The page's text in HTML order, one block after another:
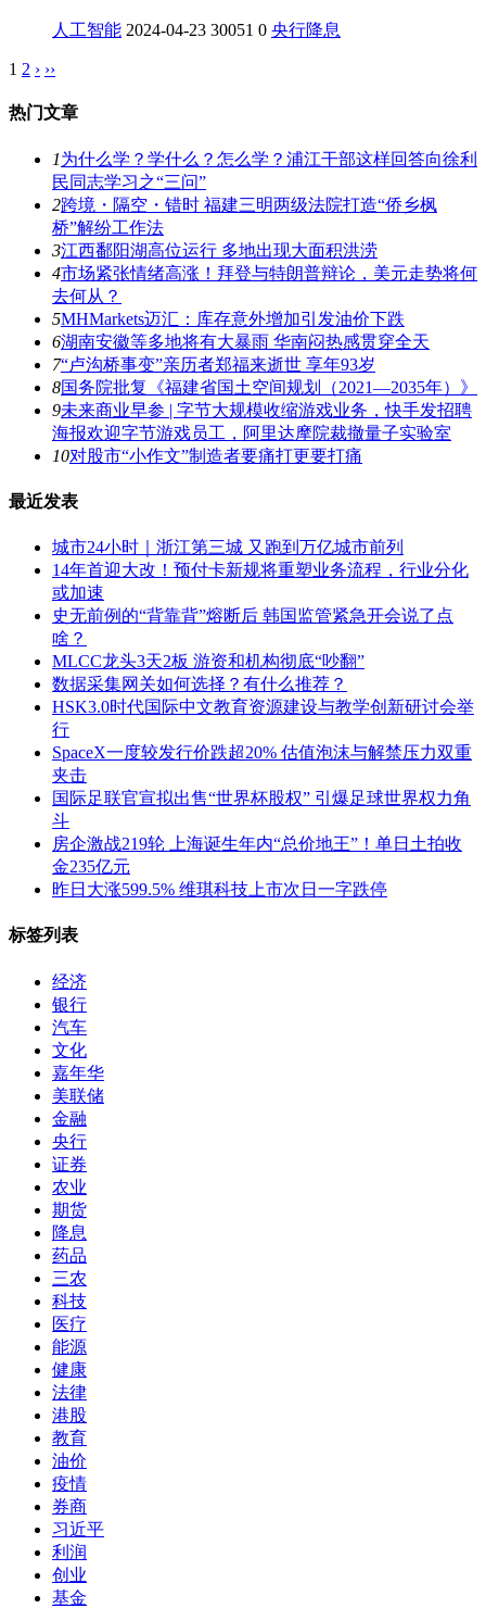
人工智能 2024-04-23 30051 0 央行降息
1 2 › ››
热门文章
1为什么学？学什么？怎么学？浦江干部这样回答向徐利
民同志学习之“三问”
2跨境・隔空・错时 福建三明两级法院打造“侨乡枫
桥”解纷工作法
3江西鄱阳湖高位运行 多地出现大面积洪涝
4市场紧张情绪高涨！拜登与特朗普辩论，美元走势将何
去何从？
5MHMarkets迈汇：库存意外增加引发油价下跌
6湖南安徽等多地将有大暴雨 华南闷热感贯穿全天
7“卢沟桥事变”亲历者郑福来逝世 享年93岁
8国务院批复《福建省国土空间规划（2021―2035年）》
9未来商业早参 | 字节大规模收缩游戏业务，快手发招聘
海报欢迎字节游戏员工，阿里达摩院裁撤量子实验室
10对股市“小作文”制造者要痛打更要打痛
最近发表
城市24小时｜浙江第三城 又跑到万亿城市前列
14年首迎大改！预付卡新规将重塑业务流程，行业分化
或加速
史无前例的“背靠背”熔断后 韩国监管紧急开会说了点
啥？
MLCC龙头3天2板 游资和机构彻底“吵翻”
数据采集网关如何选择？有什么推荐？
HSK3.0时代国际中文教育资源建设与教学创新研讨会举
行
SpaceX一度较发行价跌超20% 估值泡沫与解禁压力双重
夹击
国际足联官宣拟出售“世界杯股权” 引爆足球世界权力角
斗
房企激战219轮 上海诞生年内“总价地王”！单日土拍收
金235亿元
昨日大涨599.5% 维琪科技上市次日一字跌停
标签列表
经济
银行
汽车
文化
嘉年华
美联储
金融
央行
证券
农业
期货
降息
药品
三农
科技
医疗
能源
健康
法律
港股
教育
油价
疫情
券商
习近平
利润
创业
基金